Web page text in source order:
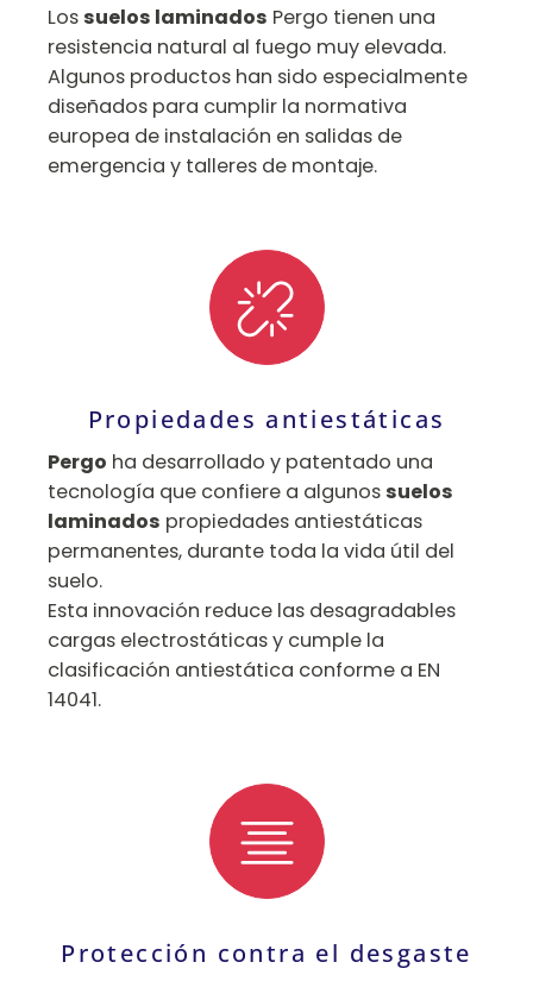
Lossuelos laminados Pergo tienen una
resistencia natural al fuego muy elevada.
Algunos productos han sido especialmente
diseñados para cumplir la normativa
europea de instalación en salidas de
emergencia y talleres de montaje.
Propiedades antiestáticas
Pergo ha desarrollado y patentado una
tecnología que confiere a algunossuelos
laminados propiedades antiestáticas
permanentes, durante toda la vida útil del
suelo.
Esta innovación reduce las desagradables
cargas electrostáticas y cumple la
clasificación antiestática conforme a EN
14041.
Protección contra el desgaste